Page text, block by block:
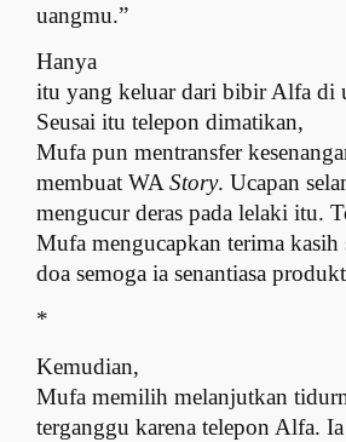
uangmu.”
Hanya
itu yang keluar dari bibir Alfa di
Seusai itu telepon dimatikan,
Mufa pun mentransfer
membuat WAStory. Ucapan
mengucur deras pada lelaki itu.
Mufa mengucapkan terima kasih
doa semoga ia senantiasa
*
Kemudian,
Mufa memilih melanjutkan
terganggu karena telepon Alfa. Ia